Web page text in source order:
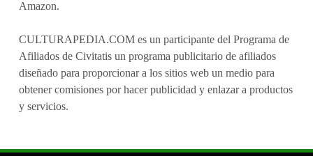
Amazon.
CULTURAPEDIA.COM es un participante del Programa de
Afiliados de Civitatis un programa publicitario de afiliados
diseñado para proporcionar a los sitios web un medio para
obtener comisiones por hacer publicidad y enlazar a productos
y servicios.